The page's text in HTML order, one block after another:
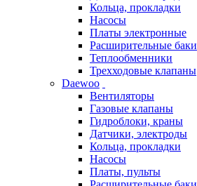
Кольца, прокладки
Насосы
Платы электронные
Расширительные баки
Теплообменники
Трехходовые клапаны
Daewoo
Вентиляторы
Газовые клапаны
Гидроблоки, краны
Датчики, электроды
Кольца, прокладки
Насосы
Платы, пульты